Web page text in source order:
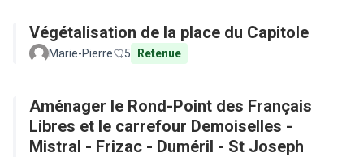
Végétalisation de la place du Capitole
Marie-Pierre 5 Retenue
Aménager le Rond-Point des Français
Libres et le carrefour Demoiselles -
Mistral - Frizac - Duméril - St Joseph